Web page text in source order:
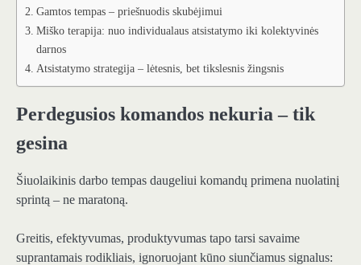
Gamtos tempas – priešnuodis skubėjimui
Miško terapija: nuo individualaus atsistatymo iki kolektyvinės
darnos
Atsistatymo strategija – lėtesnis, bet tikslesnis žingsnis
Perdegusios komandos nekuria – tik
gesina
Šiuolaikinis darbo tempas daugeliui komandų primena nuolatinį
sprintą – ne maratoną.
Greitis, efektyvumas, produktyvumas tapo tarsi savaime
suprantamais rodikliais, ignoruojant kūno siunčiamus signalus: